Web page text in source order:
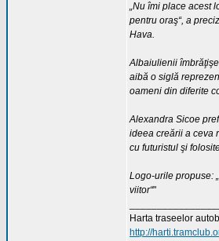
„Nu îmi place acest
pentru oraş“, a
Hava.
Albaiulienii
aibă o siglă
oameni din diferite
Alexandra Sicoe
ideea creării a ceva
cu futuristul şi
Logo-urile propuse:
viitor“"
Harta traseelor
http://